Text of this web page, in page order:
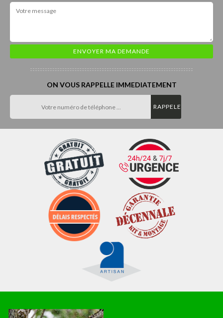
ON VOUS RAPPELLE IMMEDIATEMENT